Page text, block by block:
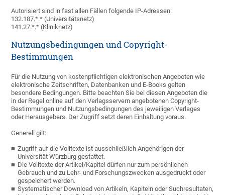
Autorisiert sind in fast allen Fällen folgende IP-Adressen:
132.187.*.* (Universitätsnetz)
141.27.*.* (Kliniknetz)
Nutzungsbedingungen und Copyright-
Bestimmungen
Für die Nutzung von kostenpflichtigen elektronischen Angeboten wie
elektronische Zeitschriften, Datenbanken und E-Books gelten
besondere Bedingungen. Bitte beachten Sie bei diesen Angeboten die
in der Regel online auf den Verlagsservern angebotenen Copyright-
Bestimmungen und Nutzungsbedingungen des jeweiligen Verlages
oder Herausgebers. Der Zugriff setzt deren Einhaltung voraus.
Generell gilt:
Zugriff auf die Volltexte ist ausschließlich Angehörigen der
Universität Würzburg gestattet.
Die Volltexte der Artikel/Kapitel dürfen nur zum persönlichen
Gebrauch und zu Lehr- und Forschungszwecken ausgedruckt oder
gespeichert werden.
Systematischer Download von Artikeln, Kapiteln oder Suchresultaten,